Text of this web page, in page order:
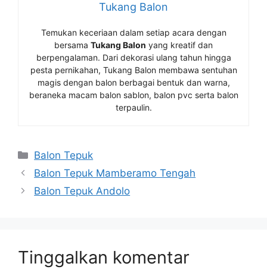
Tukang Balon
Temukan keceriaan dalam setiap acara dengan
bersama Tukang Balon yang kreatif dan
berpengalaman. Dari dekorasi ulang tahun hingga
pesta pernikahan, Tukang Balon membawa sentuhan
magis dengan balon berbagai bentuk dan warna,
beraneka macam balon sablon, balon pvc serta balon
terpaulin.
Kategori
Balon Tepuk
Balon Tepuk Mamberamo Tengah
Balon Tepuk Andolo
Tinggalkan komentar